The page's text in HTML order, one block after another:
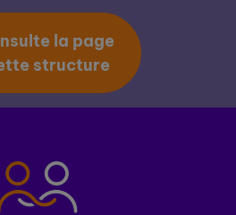
la page
structure